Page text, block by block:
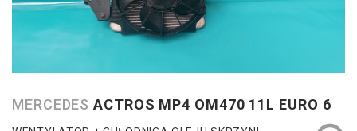
MERCEDESACTROS MP4 OM470 11L EURO 6